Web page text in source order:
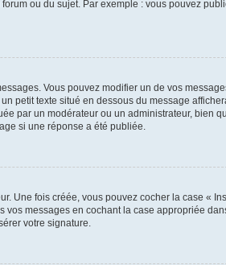
ou du sujet. Par exemple : vous pouvez
Vous pouvez modifier un de vos
petit texte situé en dessous du message
par un modérateur ou un administrateur, bien
si une réponse a été publiée.
Une fois créée, vous pouvez cocher la case «
messages en cochant la case appropriée
votre signature.